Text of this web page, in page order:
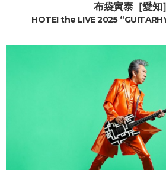
布袋寅泰［愛知］
HOTEI the LIVE 2025